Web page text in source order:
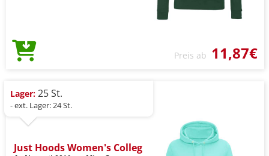
Preis ab 11,87€
Lager: 25 St.
- ext. Lager: 24 St.
Just Hoods Women's Colleg